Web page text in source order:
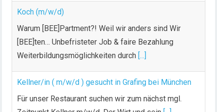
Koch (m/w/d)
Warum [BEE]Partment?! Weil wir anders sind Wir
[BEE]ten… Unbefristeter Job & faire Bezahlung
Weiterbildungsmöglichkeiten durch [...]
Kellner/in ( m/w/d ) gesucht in Grafing bei München
Für unser Restaurant suchen wir zum nächst mgl.